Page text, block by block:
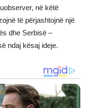
në këtë
të përjashtojnë një
dhe Serbisë –
ndaj kësaj ideje.